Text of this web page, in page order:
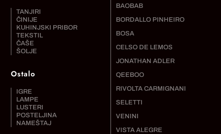
TANJIRI
ČINIJE
KUHINJSKI PRIBOR
TEKSTIL
ČAŠE
ŠOLJE
Ostalo
IGRE
LAMPE
LUSTERI
POSTELJINA
NAMEŠTAJ
BAOBAB
BORDALLO PINHEIRO
BOSA
CELSO DE LEMOS
JONATHAN ADLER
QEEBOO
RIVOLTA CARMIGNANI
SELETTI
VENINI
VISTA ALEGRE